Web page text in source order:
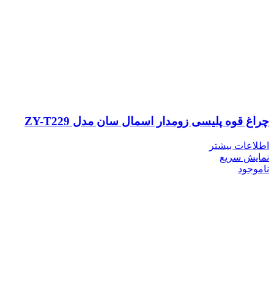
چراغ قوه پلیسی زومدار اسمال سان مدل ZY-T229
اطلاعات بیشتر
نمایش سریع
ناموجود